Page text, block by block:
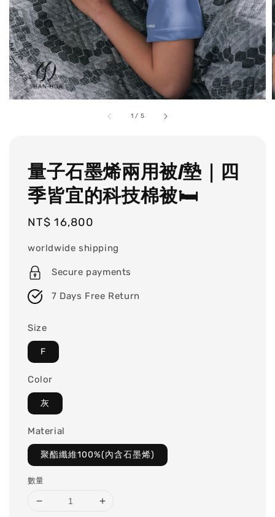
1 / 5
量子石墨烯兩用被/墊｜四
季皆宜的科技棉被🛏️
Regular
NT$ 16,800
worldwide shipping
Secure payments
7 Days Free Return
Size
F
Color
灰
Material
聚酯纖維100%(內含石墨烯)
數量